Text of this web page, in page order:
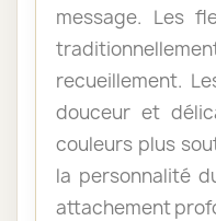
message. Les
recueillement.
douceur et
couleurs plus
la personnalité
attachement